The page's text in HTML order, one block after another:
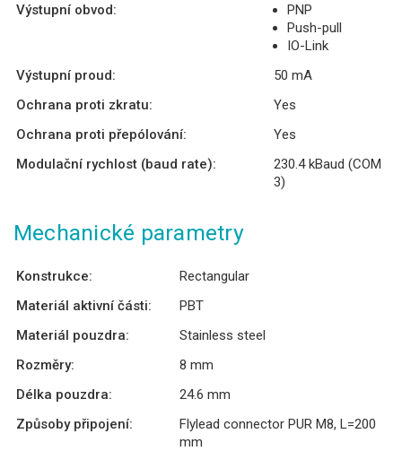
Výstupní obvod:
PNP
Push-pull
IO-Link
Výstupní proud:
50 mA
Ochrana proti zkratu:
Yes
Ochrana proti přepólování:
Yes
Modulační rychlost (baud rate):
230.4 kBaud (COM
3)
Mechanické parametry
Konstrukce:
Rectangular
Materiál aktivní části:
PBT
Materiál pouzdra:
Stainless steel
Rozměry:
8 mm
Délka pouzdra:
24.6 mm
Způsoby připojení:
Flylead connector PUR M8, L=200
mm